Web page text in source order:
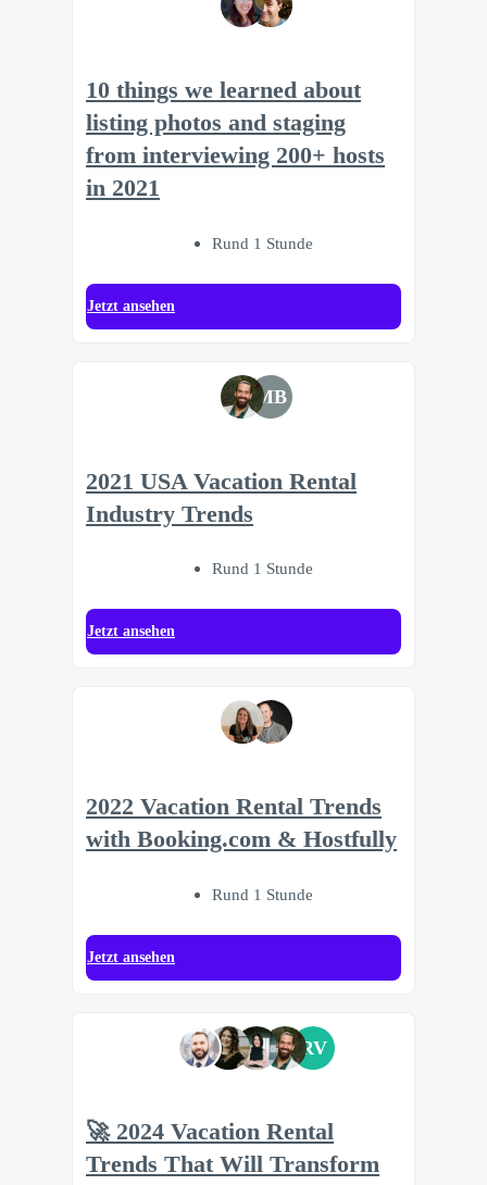
10 things we learned about
listing photos and staging
from interviewing 200+ hosts
in 2021
Rund 1 Stunde
Jetzt ansehen
MB
2021 USA Vacation Rental
Industry Trends
Rund 1 Stunde
Jetzt ansehen
2022 Vacation Rental Trends
with Booking.com & Hostfully
Rund 1 Stunde
Jetzt ansehen
RV
🚀 2024 Vacation Rental
Trends That Will Transform